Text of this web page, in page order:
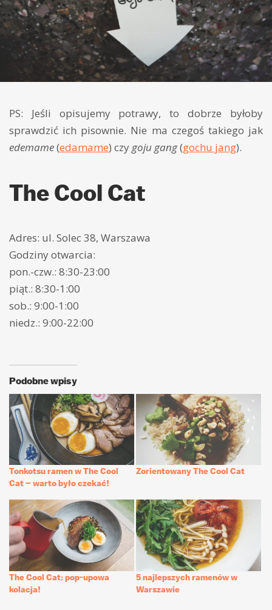
PS: Jeśli opisujemy potrawy, to dobrze byłoby
sprawdzić ich pisownie. Nie ma czegoś takiego jak
edemame(edamame) czygoju gang(gochu jang).
The Cool Cat
Adres: ul. Solec 38, Warszawa
Godziny otwarcia:
pon.-czw.: 8:30-23:00
piąt.: 8:30-1:00
sob.: 9:00-1:00
niedz.: 9:00-22:00
Podobne wpisy
Tonkotsu ramen w The Cool
Cat – warto było czekać!
Zorientowany The Cool Cat
The Cool Cat: pop-upowa
kolacja!
5 najlepszych ramenów w
Warszawie